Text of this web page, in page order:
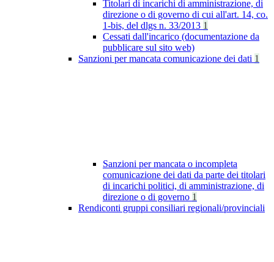
Titolari di incarichi di amministrazione, di
direzione o di governo di cui all'art. 14, co.
1-bis, del dlgs n. 33/2013 1
Cessati dall'incarico (documentazione da
pubblicare sul sito web)
Sanzioni per mancata comunicazione dei dati 1
Sanzioni per mancata o incompleta
comunicazione dei dati da parte dei titolari
di incarichi politici, di amministrazione, di
direzione o di governo 1
Rendiconti gruppi consiliari regionali/provinciali